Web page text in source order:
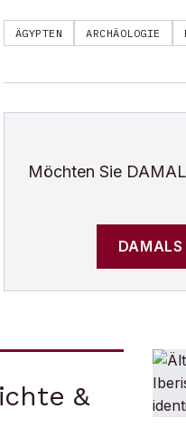
ÄGYPTEN ARCHÄOLOGIE
Möchten Sie
DAMALS
&